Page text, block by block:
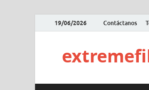
19/06/2026 Contáctanos